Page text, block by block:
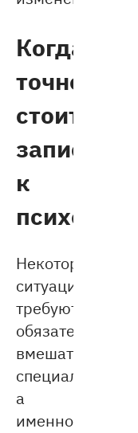
Когда
точно
стоит
записаться
к
психологу
Некоторые
ситуации
требуют
обязательного
вмешательства
специалиста,
а
именно: